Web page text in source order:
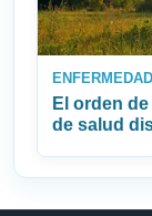
El orden
de salud